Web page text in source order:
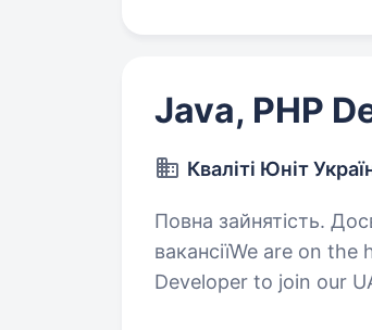
Java, PHP
Кваліті Юніт
Повна зайнятість.
вакансіїWe are on
Developer to join our